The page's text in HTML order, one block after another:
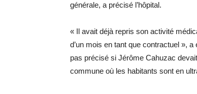
générale, a précisé l’hôpital.
« Il avait déjà repris son activité
d’un mois en tant que contractuel », a
pas précisé si Jérôme Cahuzac
commune où les habitants sont en